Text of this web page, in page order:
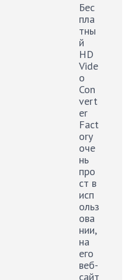
Бес
пла
тны
й
HD
Vide
o
Con
vert
er
Fact
ory
оче
нь
про
ст в
исп
ольз
ова
нии,
на
его
веб-
сайт